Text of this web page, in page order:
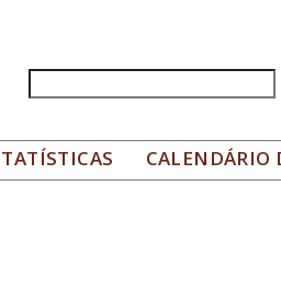
Formulário de busca
CALENDÁRIO